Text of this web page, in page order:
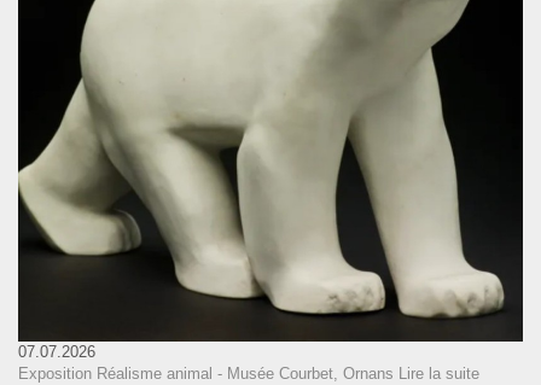
07.07.2026
Exposition Réalisme animal - Musée Courbet, Ornans Lire la suite